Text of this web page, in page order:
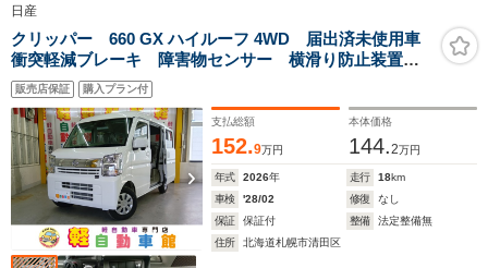
日産
クリッパー 660 GX ハイルーフ 4WD 届出済未使用車
衝突軽減ブレーキ 障害物センサー 横滑り防止装置
誤発進抑制装置 ABS シートヒーター ミラーヒータ
ー LEDヘッドライト
販売店保証 購入プラン付
支払総額
152.9万円
本体価格
144.2万円
年式 2026年 走行 18km
車検
'28/02 修復
なし
保証
保証付 整備
法定整備無
住所
北海道札幌市清田区